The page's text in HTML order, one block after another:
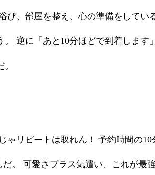
、部屋を整え、心の準備をしてい
逆に「あと10分ほどで到着します
ゃリピートは取れん！ 予約時間の
。 可愛さプラス気遣い、これが最